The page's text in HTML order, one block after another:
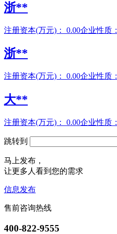
浙**
注册资本(万元)： 0.00企业性质：
浙**
注册资本(万元)： 0.00企业性质：
大**
注册资本(万元)： 0.00企业性质：
跳转到
马上发布，
让更多人看到您的需求
信息发布
售前咨询热线
400-822-9555